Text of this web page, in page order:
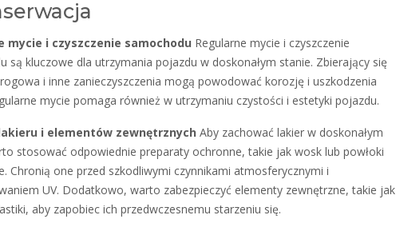
mycie i czyszczenie samochodu Regularne mycie i czyszczenie
są kluczowe dla utrzymania pojazdu w doskonałym stanie. Zbierający się
i inne zanieczyszczenia mogą powodować korozję i uszkodzenia
mycie pomaga również w utrzymaniu czystości i estetyki pojazdu.
i elementów zewnętrznych Aby zachować lakier w doskonałym
stosować odpowiednie preparaty ochronne, takie jak wosk lub powłoki
Chronią one przed szkodliwymi czynnikami atmosferycznymi i
UV. Dodatkowo, warto zabezpieczyć elementy zewnętrzne, takie jak
aby zapobiec ich przedwczesnemu starzeniu się.